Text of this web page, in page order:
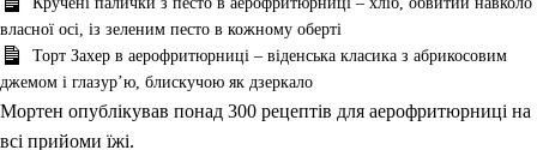
власної осі, із зеленим песто в кожному оберті
Торт Захер в аерофритюрниці – віденська класика з абрикосовим
джемом і глазурʼю, блискучою як дзеркало
Мортен опублікував понад 300 рецептів для аерофритюрниці на
всі прийоми їжі.